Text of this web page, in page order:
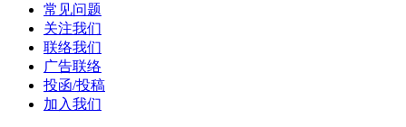
常见问题
关注我们
联络我们
广告联络
投函/投稿
加入我们